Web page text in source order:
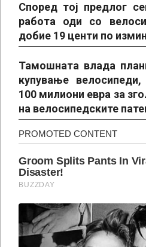
Според тој предлог
работа оди со
добие 19 центи по
Тамошната влада
купување
100 милиони евра за
на велосипедските